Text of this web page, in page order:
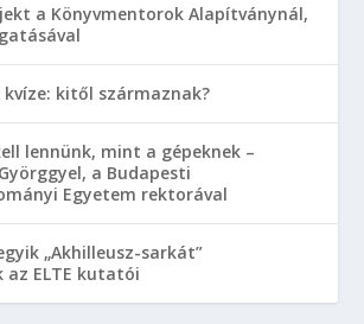
a Könyvmentorok Alapítványnál,
kvíze: kitől származnak?
lennünk, mint a gépeknek –
a Budapesti
Egyetem rektorával
„Akhilleusz-sarkát”
ELTE kutatói